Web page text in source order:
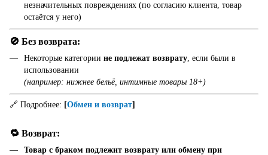
незначительных повреждениях (по согласию клиента, товар
остаётся у него)
🚫 Без возврата:
Некоторые категории не подлежат возврату, если были в
использовании
(например: нижнее бельё, интимные товары 18+)
🔗 Подробнее: [Обмен и возврат]
🔁 Возврат:
Товар с браком подлежит возврату или обмену при